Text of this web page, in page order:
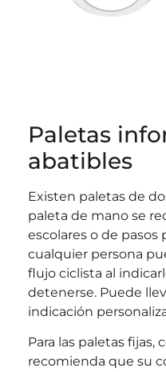
Paletas
abatibles
Existen paletas de
paleta de mano se
escolares o de pasos
cualquier persona
flujo ciclista al
detenerse. Puede
indicación
Para las paletas fijas,
recomienda que su